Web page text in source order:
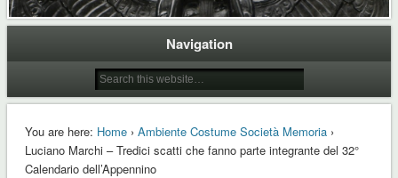
Navigation
You are here: Home› Ambiente Costume Società Memoria›
Luciano Marchi – Tredici scatti che fanno parte integrante del 32°
Calendario dell’Appennino